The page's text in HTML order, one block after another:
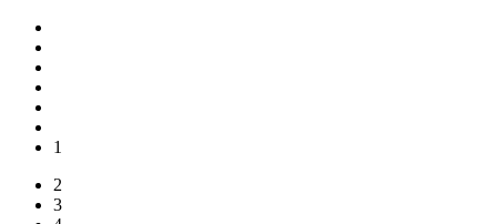
1
2
3